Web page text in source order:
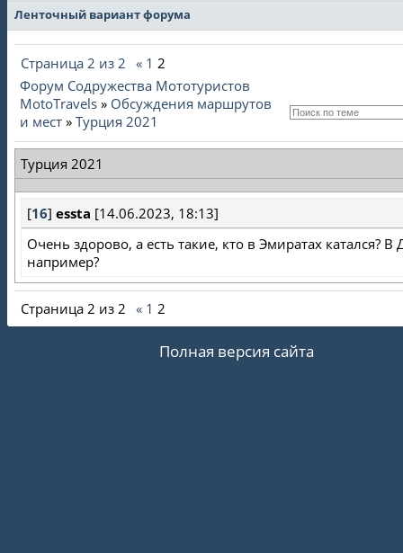
Ленточный вариант форума
Страница 2 из 2 « 1 2
Форум Содружества Мототуристов
MotoTravels » Обсуждения маршрутов
и мест » Турция 2021
Турция 2021
[16] essta [14.06.2023, 18:13]
Очень здорово, а есть такие, кто в Эмиратах катался? В
например?
Страница 2 из 2 « 1 2
Полная версия сайта